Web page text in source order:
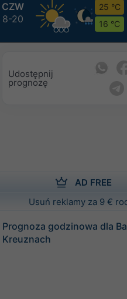
CZW
8-20
25 °C
16 °C
Udostępnij
prognozę
AD FREE
Usuń reklamy za 9 €
Prognoza godzinowa dla
Kreuznach